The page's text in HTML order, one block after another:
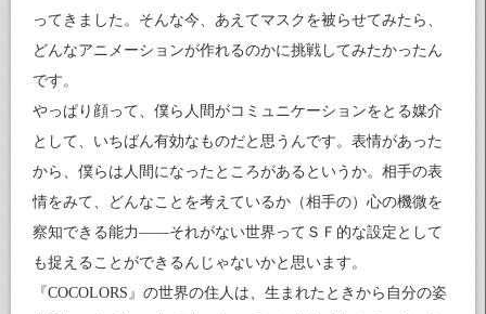
ってきました。そんな今、あえてマスクを被らせてみたら、
どんなアニメーションが作れるのかに挑戦してみたかったん
です。
やっぱり顔って、僕ら人間がコミュニケーションをとる媒介
として、いちばん有効なものだと思うんです。表情があった
から、僕らは人間になったところがあるというか。相手の表
情をみて、どんなことを考えているか（相手の）心の機微を
察知できる能力――それがない世界ってＳＦ的な設定として
も捉えることができるんじゃないかと思います。
『COCOLORS』の世界の住人は、生まれたときから自分の姿